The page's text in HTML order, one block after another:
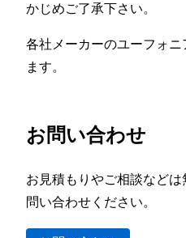
かじめご了承下さい。
各社メーカーのユーフォ
ます。
お問い合わせ
お見積もりやご相談など
問い合わせください。